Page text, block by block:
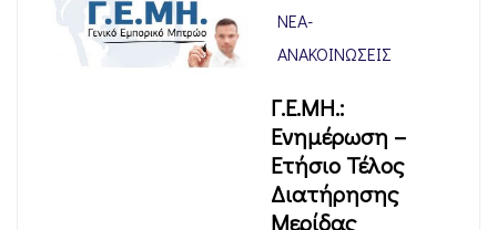
ΝΈΑ-
ΑΝΑΚΟΙΝΏΣΕΙΣ
Γ.Ε.ΜΗ.:
Ενημέρωση –
Ετήσιο Τέλος
Διατήρησης
Μερίδας